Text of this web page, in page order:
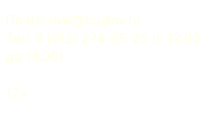
Почта: mail@5uglov.ru
Тел. 8 (812) 274-35-25 (c 12.00
до 18.00)
12+